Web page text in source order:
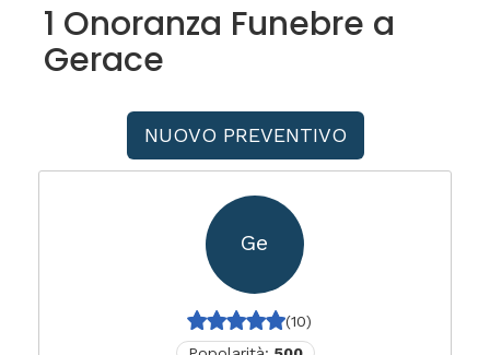
1 Onoranza Funebre a
Gerace
NUOVO PREVENTIVO
Ge
(10)